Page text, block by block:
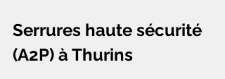
Serrures haute sécurité
(A2P) à Thurins